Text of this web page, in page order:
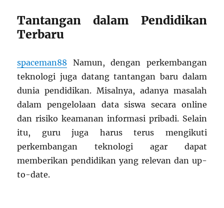
Tantangan dalam Pendidikan
Terbaru
spaceman88 Namun, dengan perkembangan
teknologi juga datang tantangan baru dalam
dunia pendidikan. Misalnya, adanya masalah
dalam pengelolaan data siswa secara online
dan risiko keamanan informasi pribadi. Selain
itu, guru juga harus terus mengikuti
perkembangan teknologi agar dapat
memberikan pendidikan yang relevan dan up-
to-date.